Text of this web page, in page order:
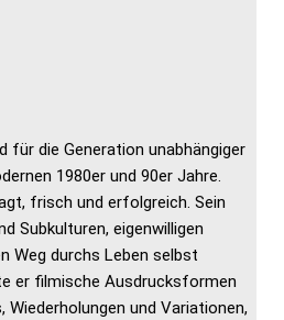
für die Generation unabhängiger
1980er und 90er Jahre.
frisch und erfolgreich. Sein
Subkulturen, eigenwilligen
Weg durchs Leben selbst
er filmische Ausdrucksformen
und Variationen,